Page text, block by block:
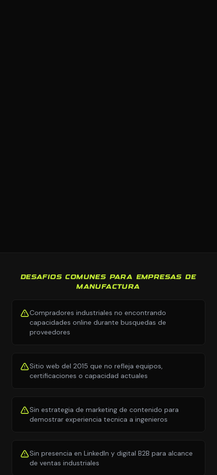
DESAFIOS COMUNES PARA EMPRESAS DE
MANUFACTURA
Compradores industriales no encontrando
capacidades online durante busquedas de
proveedores
Sitio web del 2015 que no refleja equipos,
certificaciones o capacidad actuales
Sin estrategia de marketing de contenido para
demostrar experiencia tecnica a ingenieros
Sin presencia en LinkedIn y digital B2B para alcance
de ventas industriales